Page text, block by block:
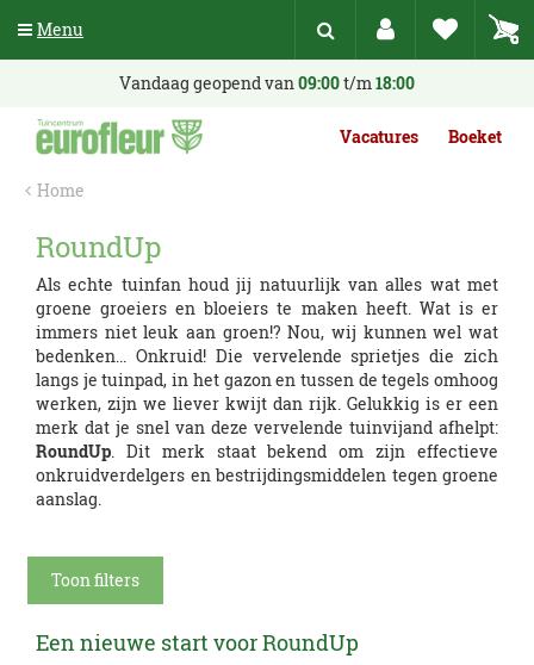
n
Home
Vandaag geopend van09:00t/m18:00
Vacatures Boeket
RoundUp
Als echte tuinfan houd jij natuurlijk van alles wat met
groene groeiers en bloeiers te maken heeft. Wat is er
immers niet leuk aan groen!? Nou, wij kunnen wel wat
bedenken... Onkruid! Die vervelende sprietjes die zich
langs je tuinpad, in het gazon en tussen de tegels omhoog
werken, zijn we liever kwijt dan rijk. Gelukkig is er een
merk dat je snel van deze vervelende tuinvijand afhelpt:
RoundUp. Dit merk staat bekend om zijn effectieve
onkruidverdelgers en bestrijdingsmiddelen tegen groene
aanslag.
Toon filters
Een nieuwe start voor RoundUp
Menu